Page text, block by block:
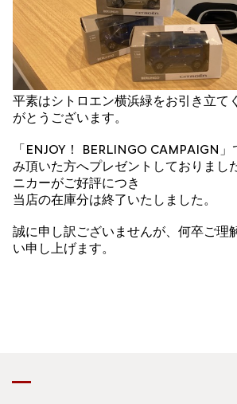
平素はシトロエン横浜緑をお引き立て
がとうございます。
「ENJOY！ BERLINGO CAMPAIGN
み頂いた方へプレゼントしておりまし
ニカーがご好評につき
当店の在庫分は終了いたしました。
誠に申し訳ございませんが、何卒ご理
い申し上げます。